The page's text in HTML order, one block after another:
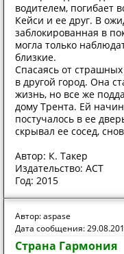
водителем, погибает
Кейси и ее друг. В
заблокированная в
могла только
близкие.
Спасаясь от
в другой город. Она
жизнь, но все же
дому Трента. Ей
постучалось в ее
скрывал ее сосед,
Автор: К. Такер
Издательство: АСТ
Год: 2015
Автор: aspase
Дата сообщения:
Страна Гармония